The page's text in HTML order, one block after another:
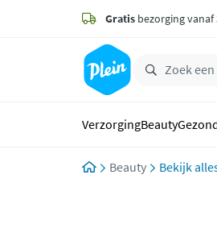
zoeken
hoofdinhoud
Gratis bezorging vanaf
VerzorgingBeauty
Beauty